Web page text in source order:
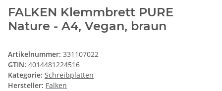
FALKEN Klemmbrett PURE
Nature - A4, Vegan, braun
Artikelnummer: 331107022
GTIN: 4014481224516
Kategorie: Schreibplatten
Hersteller: Falken